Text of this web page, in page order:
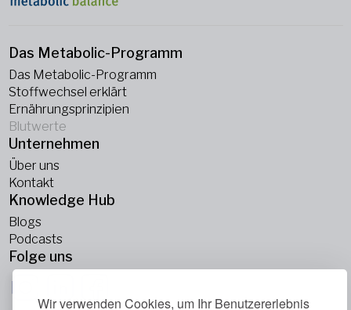
Wir verwenden Cookies, um Ihr Benutzererlebnis
Das Metabolic-Programm
Das Metabolic-Programm
Stoffwechsel erklärt
Ernährungsprinzipien
Blutwerte
Unternehmen
Über uns
Kontakt
Knowledge Hub
Blogs
Podcasts
Folge uns